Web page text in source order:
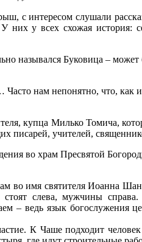
интересом слушали
у всех схожая история:
назывался Буковица –
нам непонятно, что, как
купца Милько Томича,
писарей, учителей,
во храм Пресвятой
имя святителя Иоанна
слева, мужчины
ведь язык богослужения
К Чаше подходит